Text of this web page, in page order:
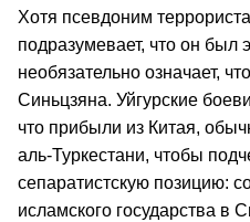
Хотя псевдоним
подразумевает, что он был
необязательно означает,
Синьцзяна. Уйгурские
что прибыли из Китая,
аль-Туркестани, чтобы
сепаратистскую позицию:
исламского государства в